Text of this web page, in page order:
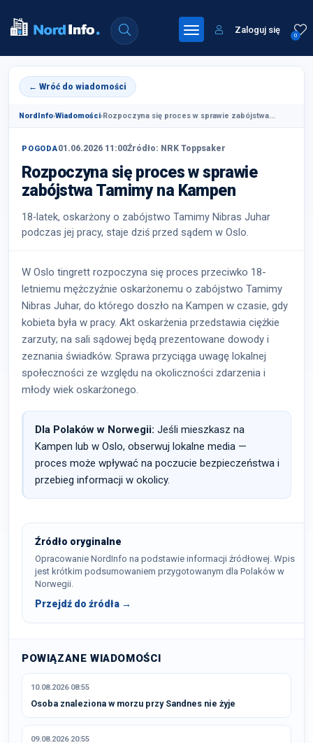
0
Zaloguj się
← Wróć do wiadomości
NordInfo›Wiadomości›Rozpoczyna się proces w sprawie zabójstwa...
POGODA01.06.2026 11:00Źródło: NRK Toppsaker
Rozpoczyna się proces w sprawie
zabójstwa Tamimy na Kampen
18-latek, oskarżony o zabójstwo Tamimy Nibras Juhar
podczas jej pracy, staje dziś przed sądem w Oslo.
W Oslo tingrett rozpoczyna się proces przeciwko 18-
letniemu mężczyźnie oskarżonemu o zabójstwo Tamimy
Nibras Juhar, do którego doszło na Kampen w czasie, gdy
kobieta była w pracy. Akt oskarżenia przedstawia ciężkie
zarzuty; na sali sądowej będą prezentowane dowody i
zeznania świadków. Sprawa przyciąga uwagę lokalnej
społeczności ze względu na okoliczności zdarzenia i
młody wiek oskarżonego.
Dla Polaków w Norwegii: Jeśli mieszkasz na
Kampen lub w Oslo, obserwuj lokalne media —
proces może wpływać na poczucie bezpieczeństwa i
przebieg informacji w okolicy.
Źródło oryginalne
Opracowanie NordInfo na podstawie informacji źródłowej. Wpis
jest krótkim podsumowaniem przygotowanym dla Polaków w
Norwegii.
Przejdź do źródła →
POWIĄZANE WIADOMOŚCI
10.08.2026 08:55
Osoba znaleziona w morzu przy Sandnes nie żyje
09.08.2026 20:55